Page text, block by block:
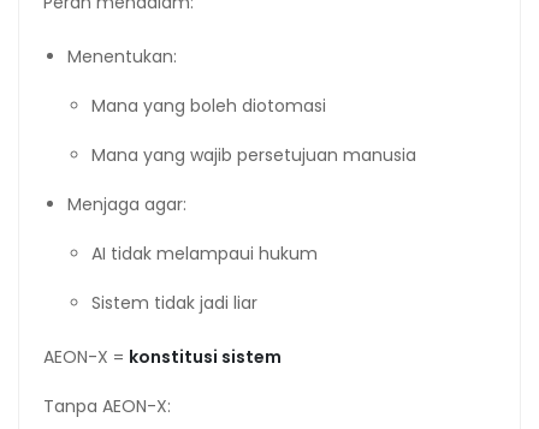
Menentukan:
Mana yang boleh diotomasi
Mana yang wajib persetujuan manusia
Menjaga agar:
AI tidak melampaui hukum
Sistem tidak jadi liar
AEON-X = konstitusi sistem
Tanpa AEON-X: